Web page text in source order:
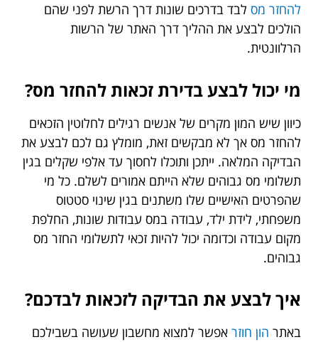
להחזר מס לבד בדרכים שונות דרך הרשת לפני שהם
הולכים לבצע את ההליך דרך האתר של הרשות
הרלוונטית.
מי יכול לבצע בדירת זכאות להחזר מס?
כיוון שיש המון מקרים של אנשים רגילים לחלוטין הזכאים
להחזר מס אך לא מבקשים זאת, מומלץ גם לכם לבצע את
הבדיקה המלאה. ייתכן ותוכלו לחסוך עד אלפי שקלים בגין
תשלומי מס גבוהים שלא הייתם אמורים לשלם. כל מי
שהפרטים האישיים שלו משתנים בגין שינוי סטטוס
משפחתי, לידת ילד, עבודה במס עבודות שונות, החלפת
מקום עבודה וכדומה יכול להיות זכאי לתשלומי החזר מס
גבוהים.
איך לבצע את הבדיקה לזכאות לבדכם?
באתר הון חוזר אפשר למצוא מחשבון שעושה בשבילכם